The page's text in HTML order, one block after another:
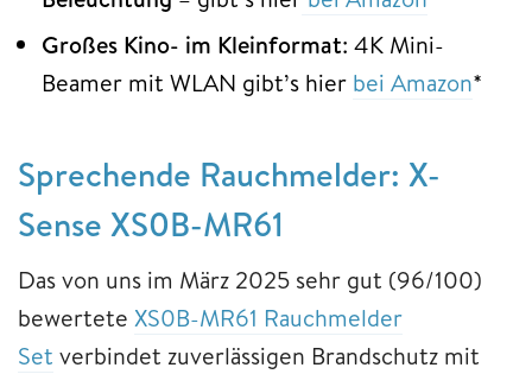
Großes Kino- im Kleinformat: 4K Mini-
Beamer mit WLAN gibt’s hier bei Amazon*
Sprechende Rauchmelder: X-
Sense XS0B-MR61
Das von uns im März 2025 sehr gut (96/100)
bewertete XS0B-MR61 Rauchmelder
Set verbindet zuverlässigen Brandschutz mit